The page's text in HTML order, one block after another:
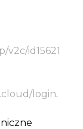
v2c/id15621
login.